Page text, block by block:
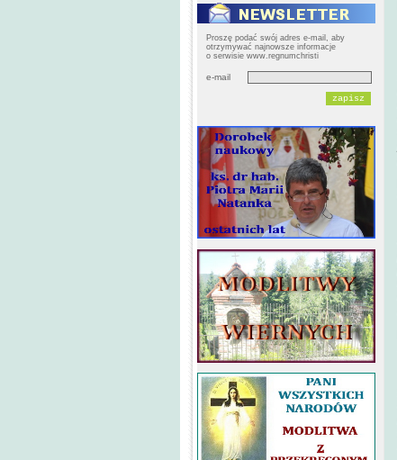
Proszę podać swój adres e-mail, aby
otrzymywać najnowsze informacje
o serwisie www.regnumchristi
e-mail